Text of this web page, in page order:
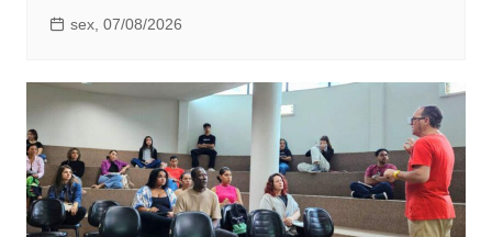
sex, 07/08/2026